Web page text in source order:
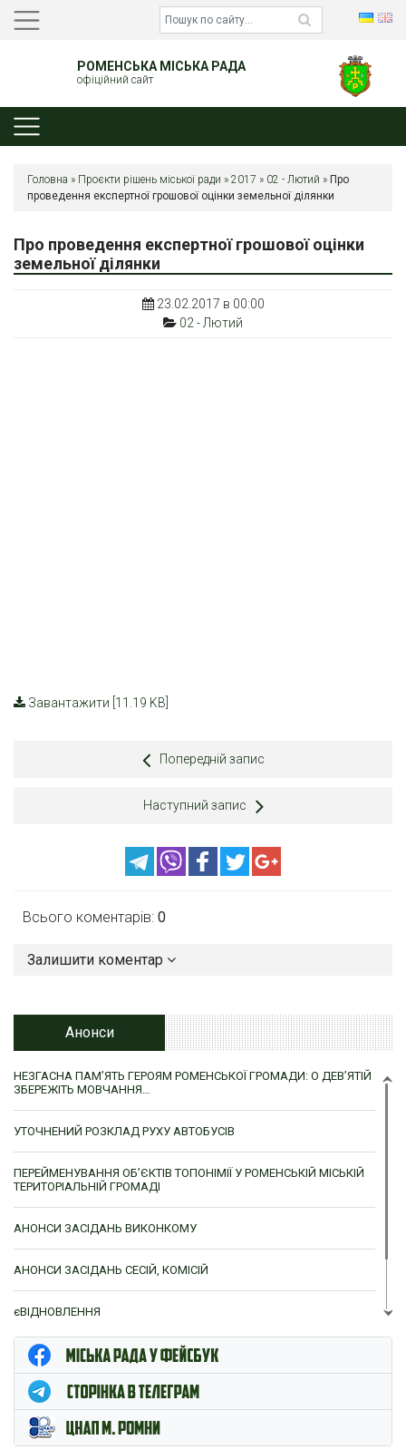
РОМЕНСЬКА МІСЬКА РАДА
офіційний сайт
Головна » Проєкти рішень міської ради » 2017 » 02 - Лютий » Про
проведення експертної грошової оцінки земельної ділянки
Про проведення експертної грошової оцінки
земельної ділянки
23.02.2017 в 00:00
02 - Лютий
Завантажити [11.19 KB]
Попередній запис
Наступний запис
Всього коментарів: 0
Залишити коментар
Анонси
НЕЗГАСНА ПАМ’ЯТЬ ГЕРОЯМ РОМЕНСЬКОЇ ГРОМАДИ: О ДЕВ’ЯТІЙ
ЗБЕРЕЖІТЬ МОВЧАННЯ…
УТОЧНЕНИЙ РОЗКЛАД РУХУ АВТОБУСІВ
ПЕРЕЙМЕНУВАННЯ ОБ’ЄКТІВ ТОПОНІМІЇ У РОМЕНСЬКІЙ МІСЬКІЙ
ТЕРИТОРІАЛЬНІЙ ГРОМАДІ
АНОНСИ ЗАСІДАНЬ ВИКОНКОМУ
АНОНСИ ЗАСІДАНЬ СЕСІЙ, КОМІСІЙ
єВІДНОВЛЕННЯ
ЦНАП м. Ромни